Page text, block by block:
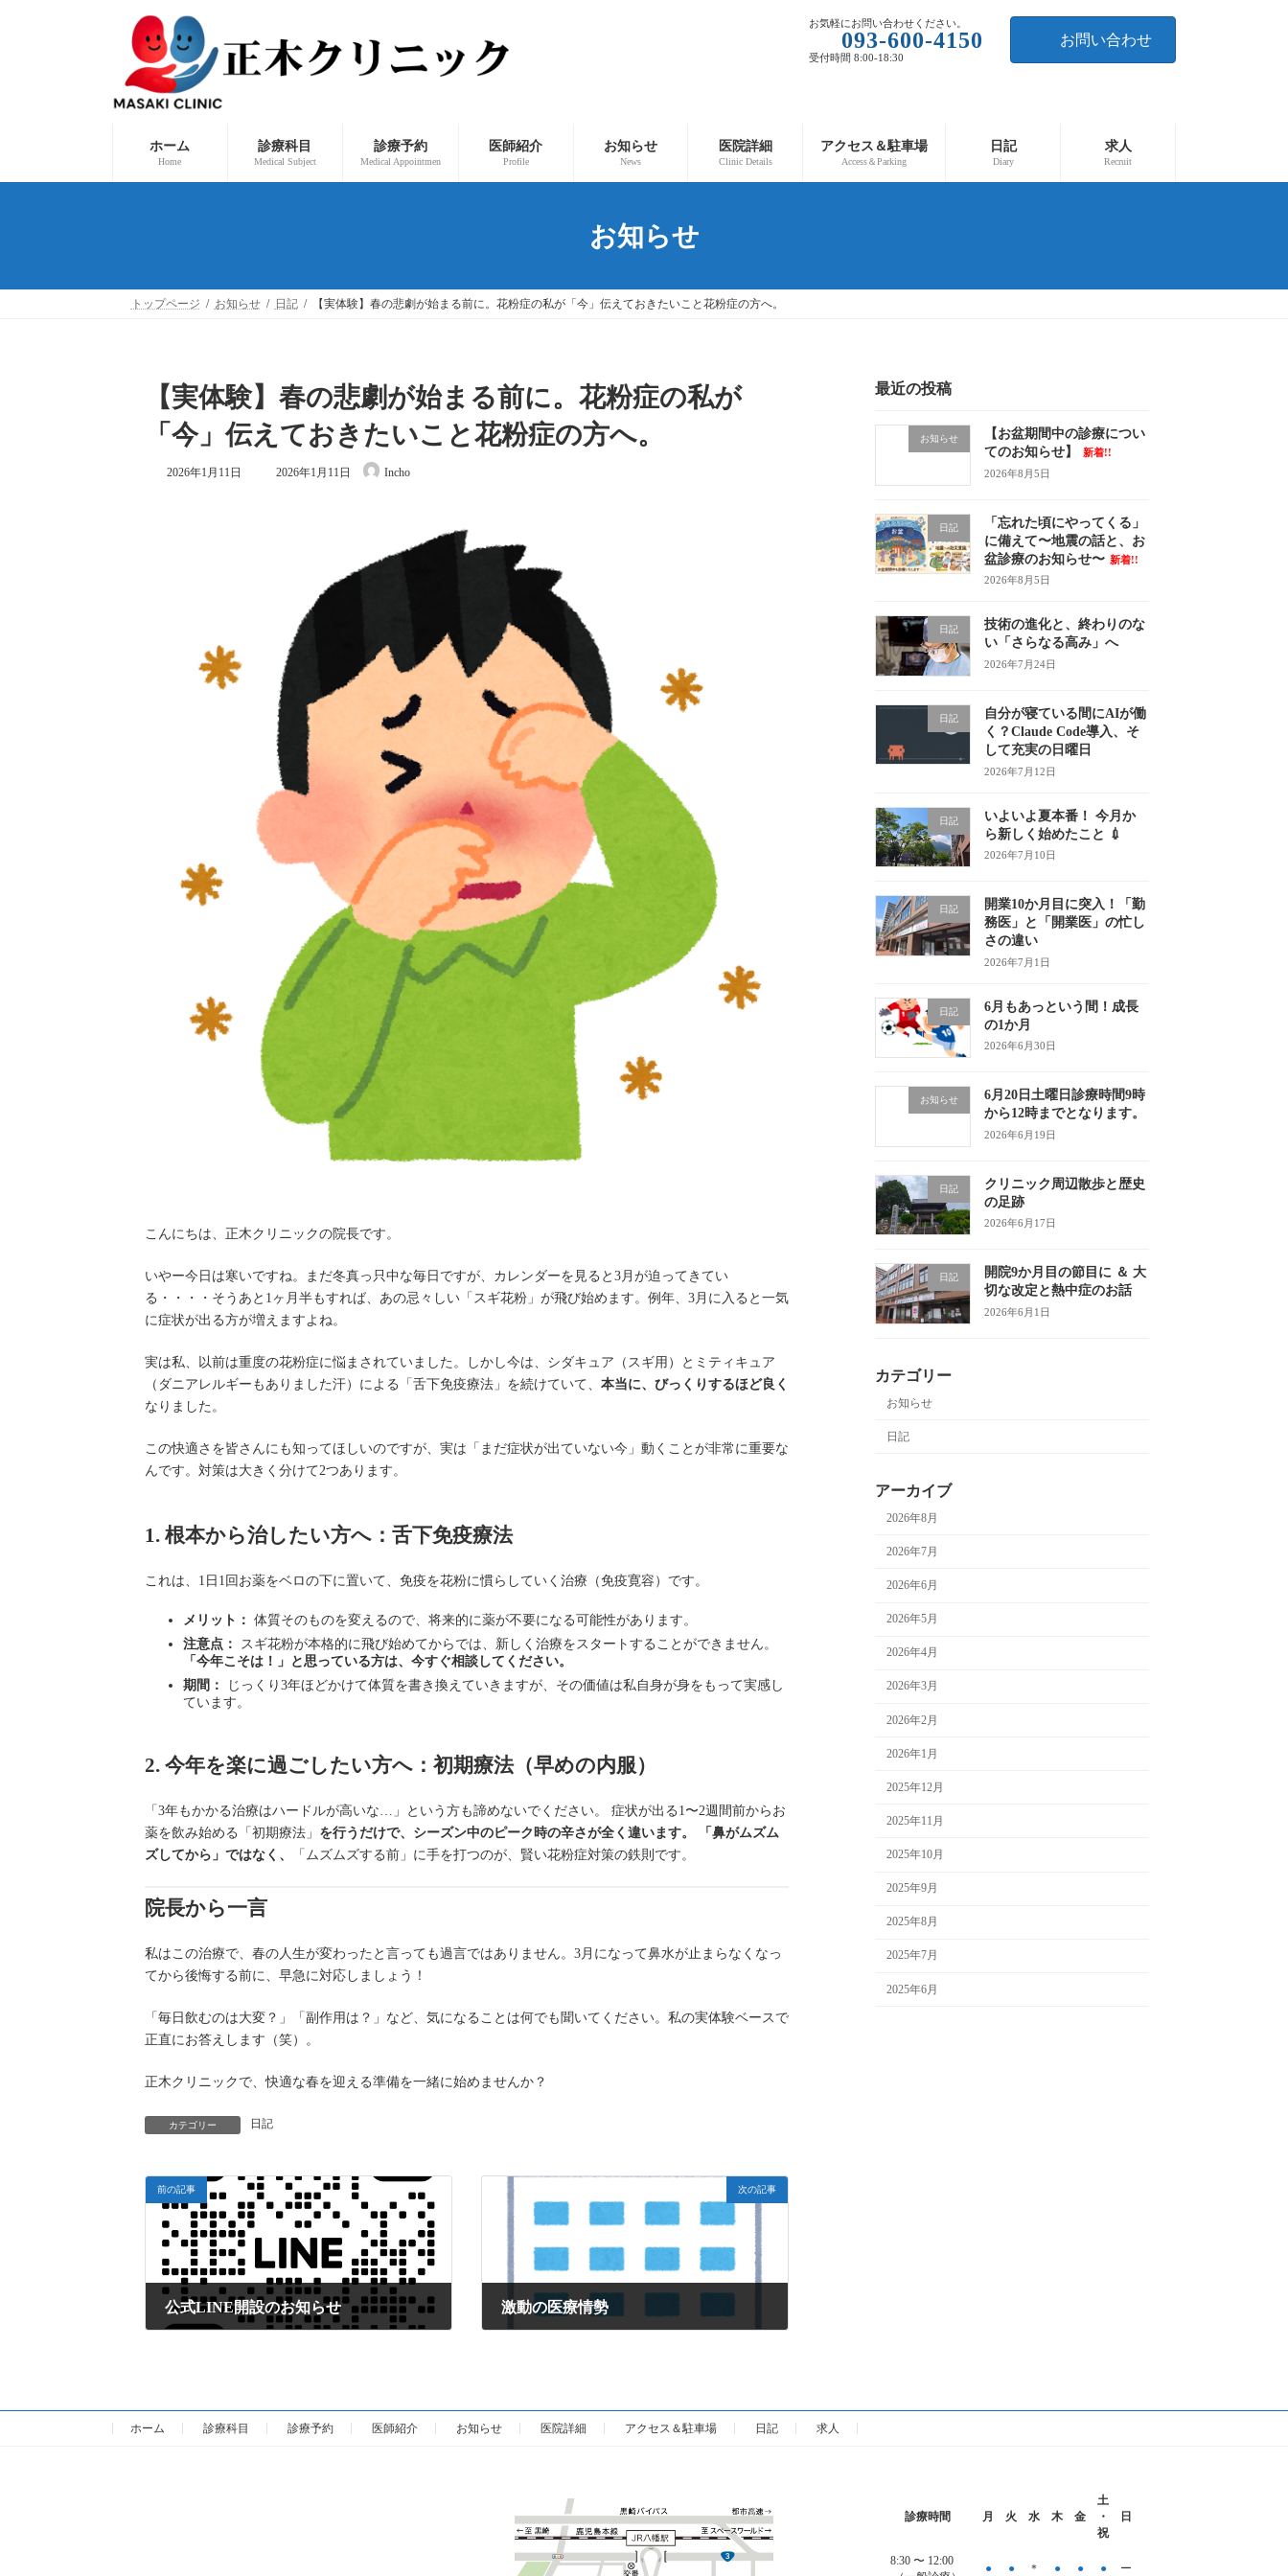
お気軽にお問い合わせください。
093-600-4150
受付時間 8:00-18:30
お問い合わせ
ホーム
Home
診療科目
Medical Subject
診療予約
Medical Appointmen
医師紹介
Profile
お知らせ
News
医院詳細
Clinic Details
アクセス＆駐車場
Access＆Parking
日記
Diary
求人
Recruit
お知らせ
トップページ お知らせ 日記 【実体験】春の悲劇が始まる前に。花粉症の私が「今」伝えておきたいこと花粉症の方へ。
【実体験】春の悲劇が始まる前に。花粉症の私が
「今」伝えておきたいこと花粉症の方へ。
2026年1月11日
最
2026年1月11日 Incho
こんにちは、正木クリニックの院長です。
いやー今日は寒いですね。まだ冬真っ只中な毎日ですが、カレンダーを見ると3月が迫ってきてい
る・・・・そうあと1ヶ月半もすれば、あの忌々しい「スギ花粉」が飛び始めます。例年、3月に入ると一気
に症状が出る方が増えますよね。
実は私、以前は重度の花粉症に悩まされていました。しかし今は、シダキュア（スギ用）とミティキュア
（ダニアレルギーもありました汗）による「舌下免疫療法」を続けていて、 本当に、びっくりするほど良く
なりました。
この快適さを皆さんにも知ってほしいのですが、実は「まだ症状が出ていない今」動くことが非常に重要な
んです。対策は大きく分けて2つあります。
1. 根本から治したい方へ：舌下免疫療法
これは、1日1回お薬をベロの下に置いて、免疫を花粉に慣らしていく治療（免疫寛容）です。
メリット： 体質そのものを変えるので、将来的に薬が不要になる可能性があります。
注意点：
スギ花粉が本格的に飛び始めてからでは、新しく治療をスタートすることができません。
「今年こそは！」と思っている方は、今すぐ相談してください。
期間：
じっくり3年ほどかけて体質を書き換えていきますが、その価値は私自身が身をもって実感し
ています。
2. 今年を楽に過ごしたい方へ：初期療法（早めの内服）
「3年もかかる治療はハードルが高いな…」という方も諦めないでください。 症状が出る1〜2週間前からお
薬を飲み始める「初期療法」 を行うだけで、シーズン中のピーク時の辛さが全く違います。 「鼻がムズム
ズしてから」ではなく、
「ムズムズする前」に手を打つのが、賢い花粉症対策の鉄則です。
院長から一言
私はこの治療で、春の人生が変わったと言っても過言ではありません。3月になって鼻水が止まらなくなっ
てから後悔する前に、早急に対応しましょう！
「毎日飲むのは大変？」「副作用は？」など、気になることは何でも聞いてください。私の実体験ベースで
正直にお答えします（笑）。
正木クリニックで、快適な春を迎える準備を一緒に始めませんか？
カテゴリー 日記
前の記事
公式LINE開設のお知らせ
次の記事
激動の医療情勢
最近の投稿
お知らせ
【お盆期間中の診療につい
てのお知らせ】
新着!!
2026年8月5日
日記
「忘れた頃にやってくる」
に備えて〜地震の話と、お
盆診療のお知らせ〜 新着!!
2026年8月5日
日記
技術の進化と、終わりのな
い「さらなる高み」へ
2026年7月24日
日記
自分が寝ている間にAIが働
く？Claude Code導入、そ
して充実の日曜日
2026年7月12日
日記
いよいよ夏本番！ 今月か
ら新しく始めたこと 💉
2026年7月10日
日記
開業10か月目に突入！「勤
務医」と「開業医」の忙し
さの違い
2026年7月1日
日記
6月もあっという間！成長
の1か月
2026年6月30日
お知らせ
6月20日土曜日診療時間9時
から12時までとなります。
2026年6月19日
日記
クリニック周辺散歩と歴史
の足跡
2026年6月17日
日記
開院9か月目の節目に ＆ 大
切な改定と熱中症のお話
2026年6月1日
カテゴリー
お知らせ
日記
アーカイブ
2026年8月
2026年7月
2026年6月
2026年5月
2026年4月
2026年3月
2026年2月
2026年1月
2025年12月
2025年11月
2025年10月
2025年9月
2025年8月
2025年7月
2025年6月
ホーム 診療科目 診療予約 医師紹介 お知らせ 医院詳細 アクセス＆駐車場 日記 求人
診療時間 月 火 水 木 金
土
・
祝
日
8:30 〜 12:00
● ● ＊ ● ● ● ー